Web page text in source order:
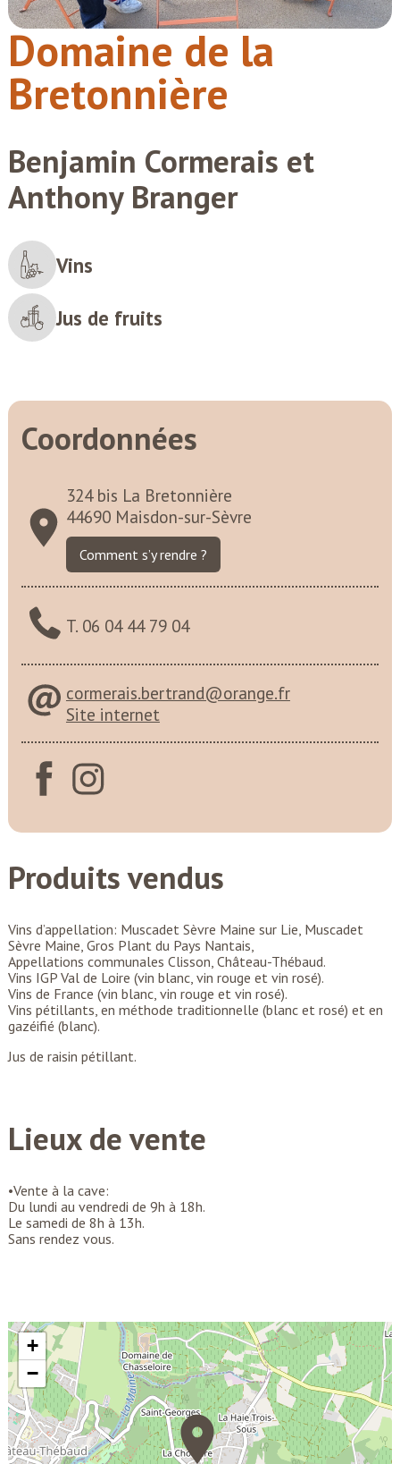
Domaine de la
Bretonnière
Benjamin Cormerais et
Anthony Branger
Vins
Jus de fruits
Coordonnées
324 bis La Bretonnière
44690 Maisdon-sur-Sèvre
Comment s’y rendre ?
T. 06 04 44 79 04
cormerais.bertrand@orange.fr
Site internet
Produits vendus
Vins d’appellation: Muscadet Sèvre Maine sur Lie, Muscadet
Sèvre Maine, Gros Plant du Pays Nantais,
Appellations communales Clisson, Château-Thébaud.
Vins IGP Val de Loire (vin blanc, vin rouge et vin rosé).
Vins de France (vin blanc, vin rouge et vin rosé).
Vins pétillants, en méthode traditionnelle (blanc et rosé) et en
gazéifié (blanc).
Jus de raisin pétillant.
Lieux de vente
•Vente à la cave:
Du lundi au vendredi de 9h à 18h.
Le samedi de 8h à 13h.
Sans rendez vous.